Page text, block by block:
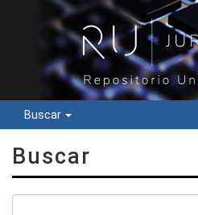
Buscar
Buscar